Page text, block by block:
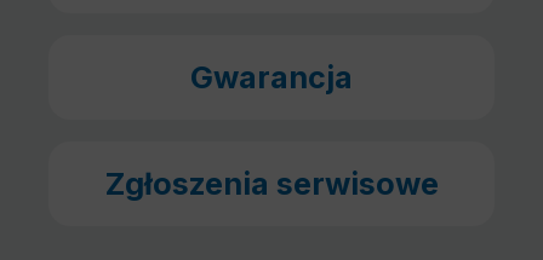
Gwarancja
Zgłoszenia serwisowe